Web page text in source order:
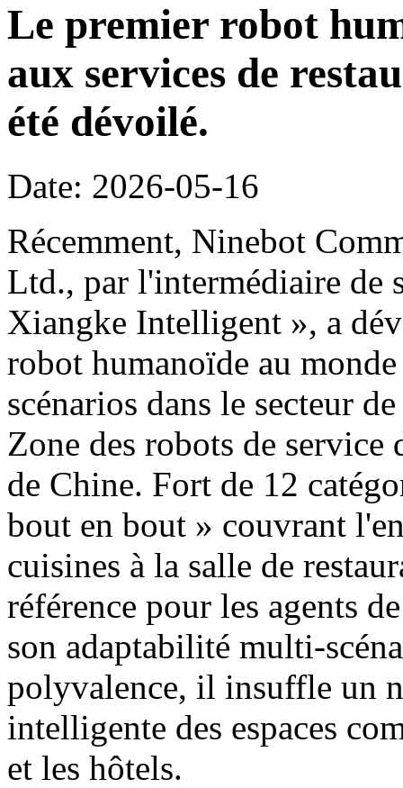
Le premier robot
aux services de
été dévoilé.
Date: 2026-05-16
Récemment, Ninebot
Ltd., par l'intermédiaire de
Xiangke Intelligent », a
robot humanoïde au
scénarios dans le secteur
Zone des robots de
de Chine. Fort de 12
bout en bout » couvrant
cuisines à la salle de
référence pour les agents
son adaptabilité multi-
polyvalence, il insuffle un
intelligente des espaces
et les hôtels.